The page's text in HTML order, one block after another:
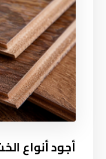
أجود أنواع